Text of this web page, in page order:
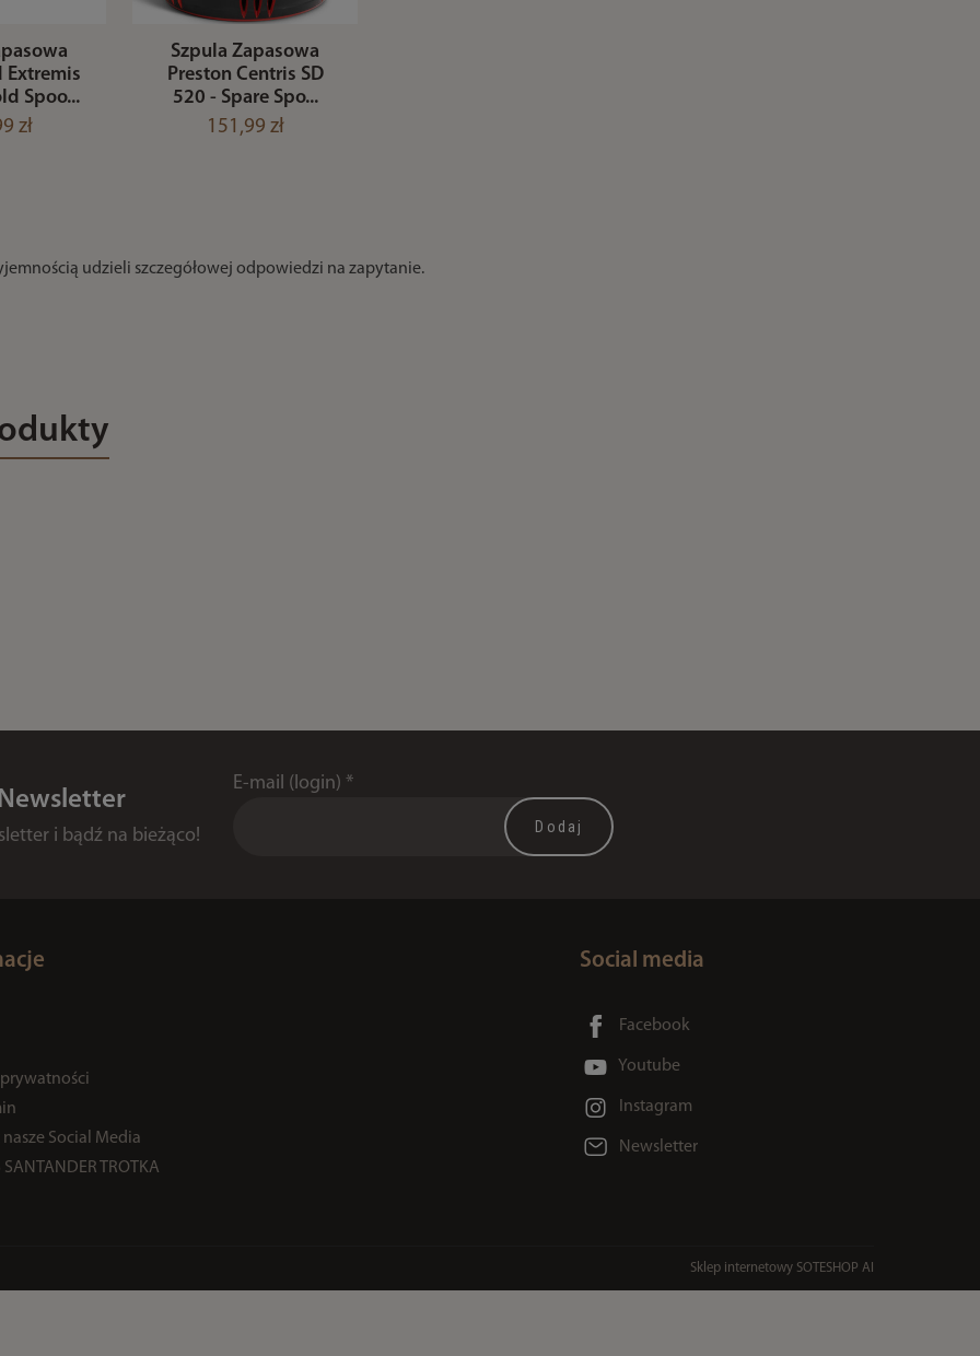
Extremis
Spoo...
zł
Szpula Zapasowa
Preston Centris SD
520 - Spare Spo...
151,99 zł
udzieli szczegółowej odpowiedzi na zapytanie.
i bądź na bieżąco!
E-mail (login) *
Social Media
SANTANDER TROTKA
Social media
Facebook
Youtube
Instagram
Newsletter
Sklep internetowy SOTESHOP AI